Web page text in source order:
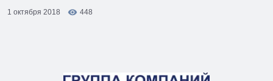
1 октября 2018
448